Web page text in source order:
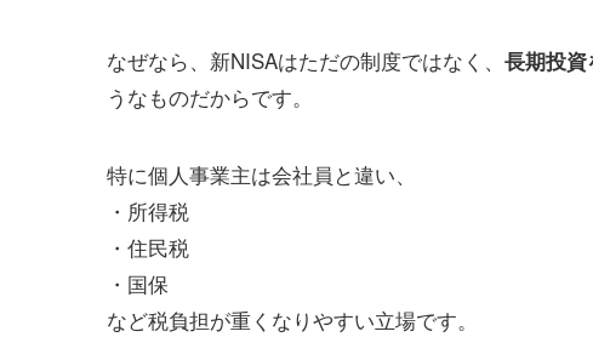
なぜなら、新NISAはただの制度ではなく、 長期投
うなものだからです。
特に個人事業主は会社員と違い、
・所得税
・住民税
・国保
など税負担が重くなりやすい立場です。